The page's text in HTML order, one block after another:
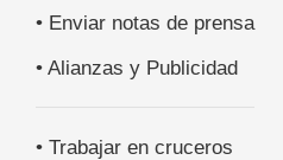
• Enviar notas de prensa
• Alianzas y Publicidad
• Trabajar en cruceros